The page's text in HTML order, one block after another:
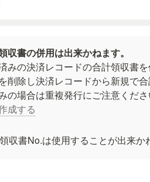
収書の併用は出来かねます。
みの決済レコードの合計領収書を
削除し決済レコードから新規で合
成する
収書No.は使用することが出来か